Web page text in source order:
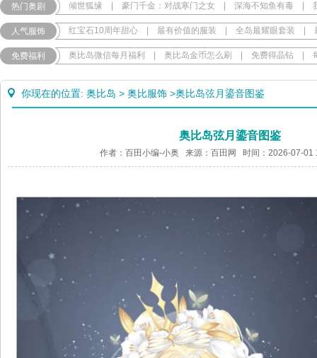
热门奥剧 倾世狐缘 豪门千金：对战寒门之女 深海不知鱼有毒
人气服饰 红宝石10周年甜心 最有价值的服装 全岛最耀眼套装
免费福利 奥比岛微信每月福利 奥比岛金币怎么刷 免费得晶钻
你现在的位置: 奥比岛 > 奥比服饰 >奥比岛弦月鎏音图鉴
奥比岛弦月鎏音图鉴
作者：百田小编-小奥 来源：百田网 时间：2026-07-